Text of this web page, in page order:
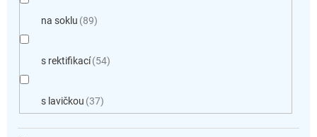
na soklu 89
s rektifikací 54
s lavičkou 37